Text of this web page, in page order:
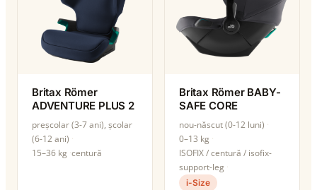
Britax Römer
ADVENTURE PLUS 2
preșcolar (3-7 ani), școlar
(6-12 ani)
15–36 kg centură
Britax Römer BABY-
SAFE CORE
nou-născut (0-12 luni)
0–13 kg
ISOFIX / centură / isofix-
support-leg
i-Size